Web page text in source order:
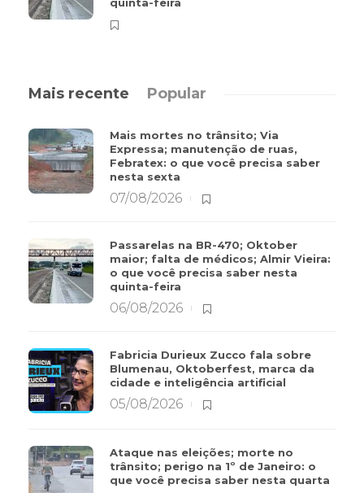
Mais recente Popular
Mais mortes no trânsito; Via
Expressa; manutenção de ruas,
Febratex: o que você precisa saber
nesta sexta
07/08/2026
Passarelas na BR-470; Oktober
maior; falta de médicos; Almir Vieira:
o que você precisa saber nesta
quinta-feira
06/08/2026
Fabricia Durieux Zucco fala sobre
Blumenau, Oktoberfest, marca da
cidade e inteligência artificial
05/08/2026
Ataque nas eleições; morte no
trânsito; perigo na 1º de Janeiro: o
que você precisa saber nesta quarta